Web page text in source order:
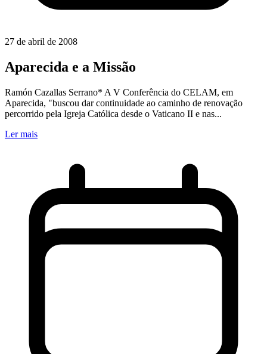
27 de abril de 2008
Aparecida e a Missão
Ramón Cazallas Serrano* A V Conferência do CELAM, em
Aparecida, "buscou dar continuidade ao caminho de renovação
percorrido pela Igreja Católica desde o Vaticano II e nas...
Ler mais